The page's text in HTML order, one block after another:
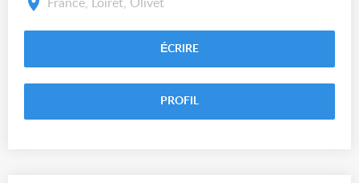
France, Loiret, Olivet
ÉCRIRE
PROFIL